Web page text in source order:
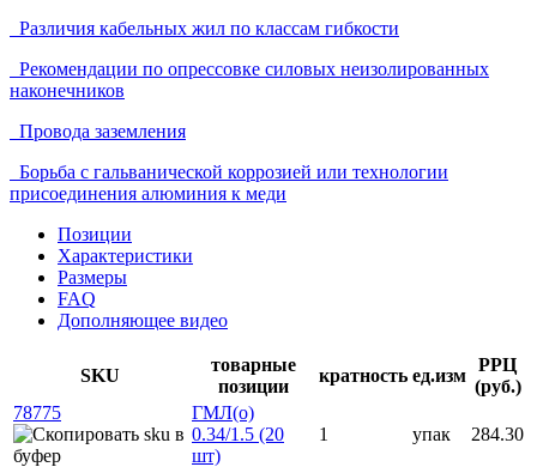
Различия кабельных жил по классам гибкости
Рекомендации по опрессовке силовых неизолированных
наконечников
Провода заземления
Борьба с гальванической коррозией или технологии
присоединения алюминия к меди
Позиции
Характеристики
Размеры
FAQ
Дополняющее видео
SKU
товарные
позиции
кратность ед.изм
РРЦ
(руб.)
78775
ГМЛ(о)
0.34/1.5 (20
шт)
1 упак 284.30